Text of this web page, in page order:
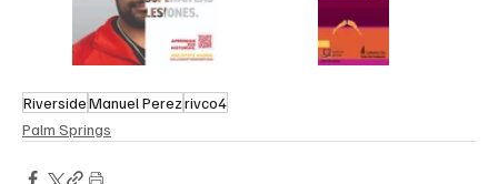
RiversideManuel Perezrivco4
Palm Springs